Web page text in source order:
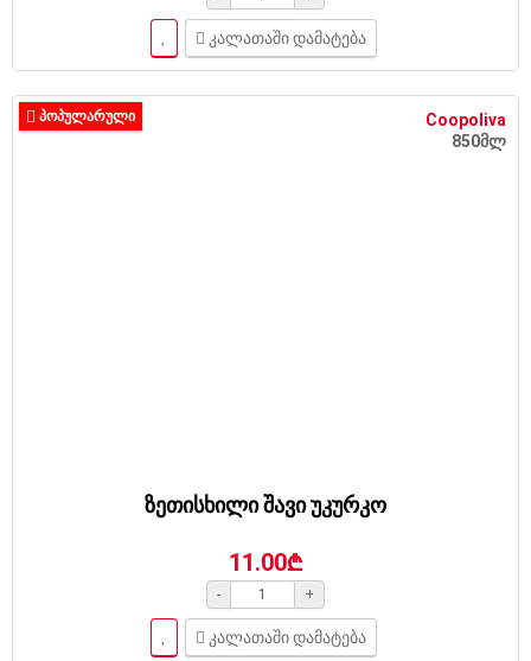
კალათაში დამატება
Coopoliva
850მლ
ᲞᲝᲞᲣᲚᲐᲠᲣᲚᲘ
ზეთისხილი შავი უკურკო
11.00₾
- +
კალათაში დამატება